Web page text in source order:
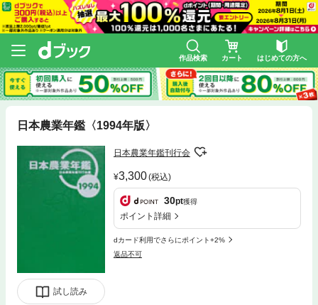
作品検索 カート はじめての方へ
日本農業年鑑〈1994年版〉
試し読み
日本農業年鑑刊行会
3,300(税込)
30pt獲得
ポイント詳細
dカード利用でさらにポイント+2%
返品不可